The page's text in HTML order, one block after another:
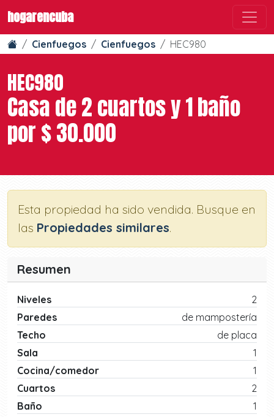
hogarencuba
Cienfuegos Cienfuegos HEC980
HEC980
Casa de 2 cuartos y 1 baño
por $ 30.000
Esta propiedad ha sido vendida. Busque en
las Propiedades similares.
Resumen
Niveles
2
Paredes
de mampostería
Techo
de placa
Sala
1
Cocina/comedor
1
Cuartos
2
Baño
1